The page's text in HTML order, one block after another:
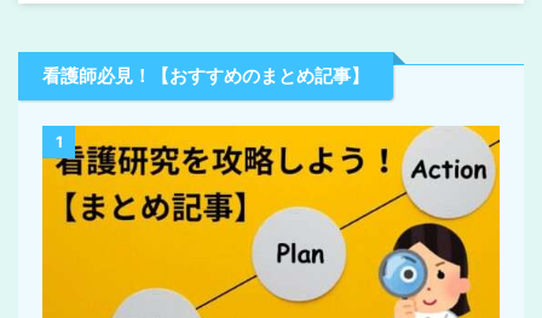
看護師必見！【おすすめのまとめ記事】
1